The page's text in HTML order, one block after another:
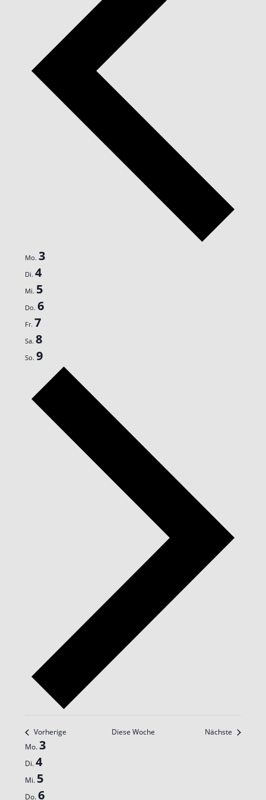
Mo. 3
Di. 4
Mi. 5
Do. 6
Fr. 7
Sa. 8
So. 9
Nächste
Woche
Vorherige Diese Woche Nächste
Woche
von
Veranstaltungen
Mo.3
Di.4
Mi. 5
Do.6